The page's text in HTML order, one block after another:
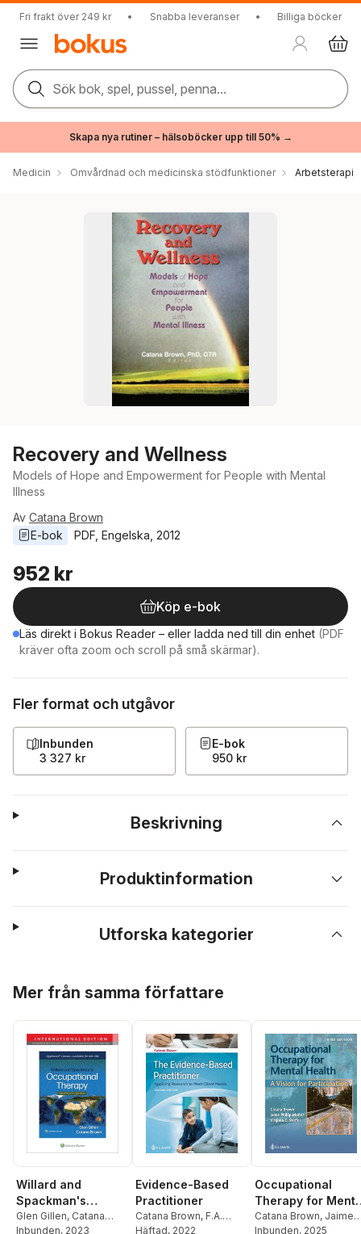
Fri frakt över 249 kr • Snabba leveranser • Billiga böcker
Sök bok, spel, pussel, penna...
Skapa nya rutiner – hälsoböcker upp till 50% →
Medicin Omvårdnad och medicinska stödfunktioner Arbetsterapi
Recovery and Wellness
Models of Hope and Empowerment for People with Mental
Illness
Av Catana Brown
E-bok
PDF Engelska 2012
952 kr
Köp e-bok
Läs direkt i Bokus Reader – eller ladda ned till din enhet (PDF
kräver ofta zoom och scroll på små skärmar).
Fler format och utgåvor
Inbunden
3 327 kr
E-bok
950 kr
Beskrivning
Produktinformation
Utforska kategorier
Mer från samma författare
Willard and
Spackman's
Occupational
Glen Gillen, Catana
Brown,Elelwani
Inbunden, 2023
Evidence-Based
Practitioner
Catana Brown, F.A.
Davis
Häftad, 2022
Occupational
Therapy for
Health
Catana Brown, Jaime
Munoz,Virginia C.
Inbunden, 2025